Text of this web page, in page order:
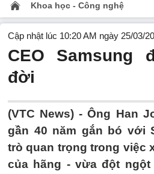
Khoa học - Công nghệ
Cập nhật lúc 10:20 AM ngày 25/03/
CEO Samsung
đời
(VTC News) -Ông Han
gần 40 năm gắn bó với
trò quan trọng trong việc
của hãng - vừa đột